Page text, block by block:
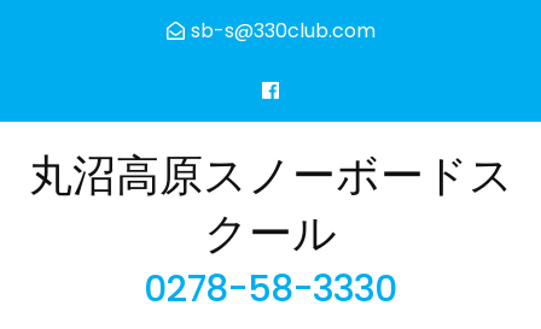
ン
sb-s@330club.com
丸沼高原スノーボードス
クール
0278-58-3330